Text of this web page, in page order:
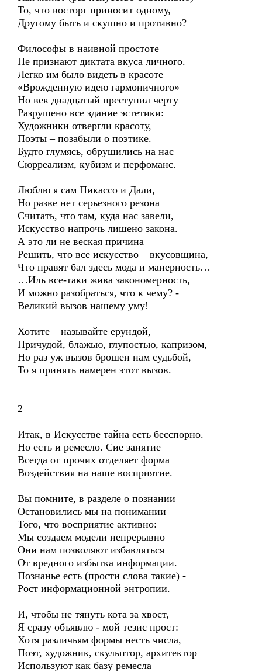
То, что восторг приносит одному,
Другому быть и скушно и противно?
Философы в наивной простоте
Не признают диктата вкуса личного.
Легко им было видеть в красоте
«Врожденную идею гармоничного»
Но век двадцатый преступил черту –
Разрушено все здание эстетики:
Художники отвергли красоту,
Поэты – позабыли о поэтике.
Будто глумясь, обрушились на нас
Сюрреализм, кубизм и перфоманс.
Люблю я сам Пикассо и Дали,
Но разве нет серьезного резона
Считать, что там, куда нас завели,
Искусство напрочь лишено закона.
А это ли не веская причина
Решить, что все искусство – вкусовщина,
Что правят бал здесь мода и манерность…
…Иль все-таки жива закономерность,
И можно разобраться, что к чему? -
Великий вызов нашему уму!
Хотите – называйте ерундой,
Причудой, блажью, глупостью, капризом,
Но раз уж вызов брошен нам судьбой,
То я принять намерен этот вызов.
2
Итак, в Искусстве тайна есть бесспорно.
Но есть и ремесло. Сие занятие
Всегда от прочих отделяет форма
Воздействия на наше восприятие.
Вы помните, в разделе о познании
Остановились мы на понимании
Того, что восприятие активно:
Мы создаем модели непрерывно –
Они нам позволяют избавляться
От вредного избытка информации.
Познанье есть (прости слова такие) -
Рост информационной энтропии.
И, чтобы не тянуть кота за хвост,
Я сразу объявлю - мой тезис прост:
Хотя различьям формы несть числа,
Поэт, художник, скульптор, архитектор
Используют как базу ремесла